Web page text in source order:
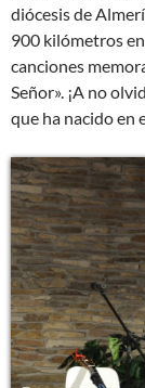
diócesis de
900 kilómetros
canciones
Señor». ¡A no
que ha nacido en